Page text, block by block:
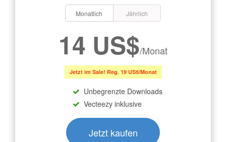
Monatlich Jährlich
14 US$/Monat
Jetzt im Sale! Reg. 19 US$/Monat
Unbegrenzte Downloads
Vecteezy inklusive
Jetzt kaufen